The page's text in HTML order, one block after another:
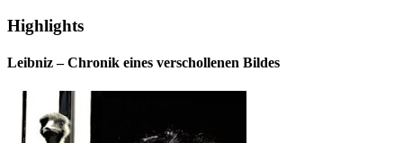
Highlights
Leibniz – Chronik eines verschollenen Bildes